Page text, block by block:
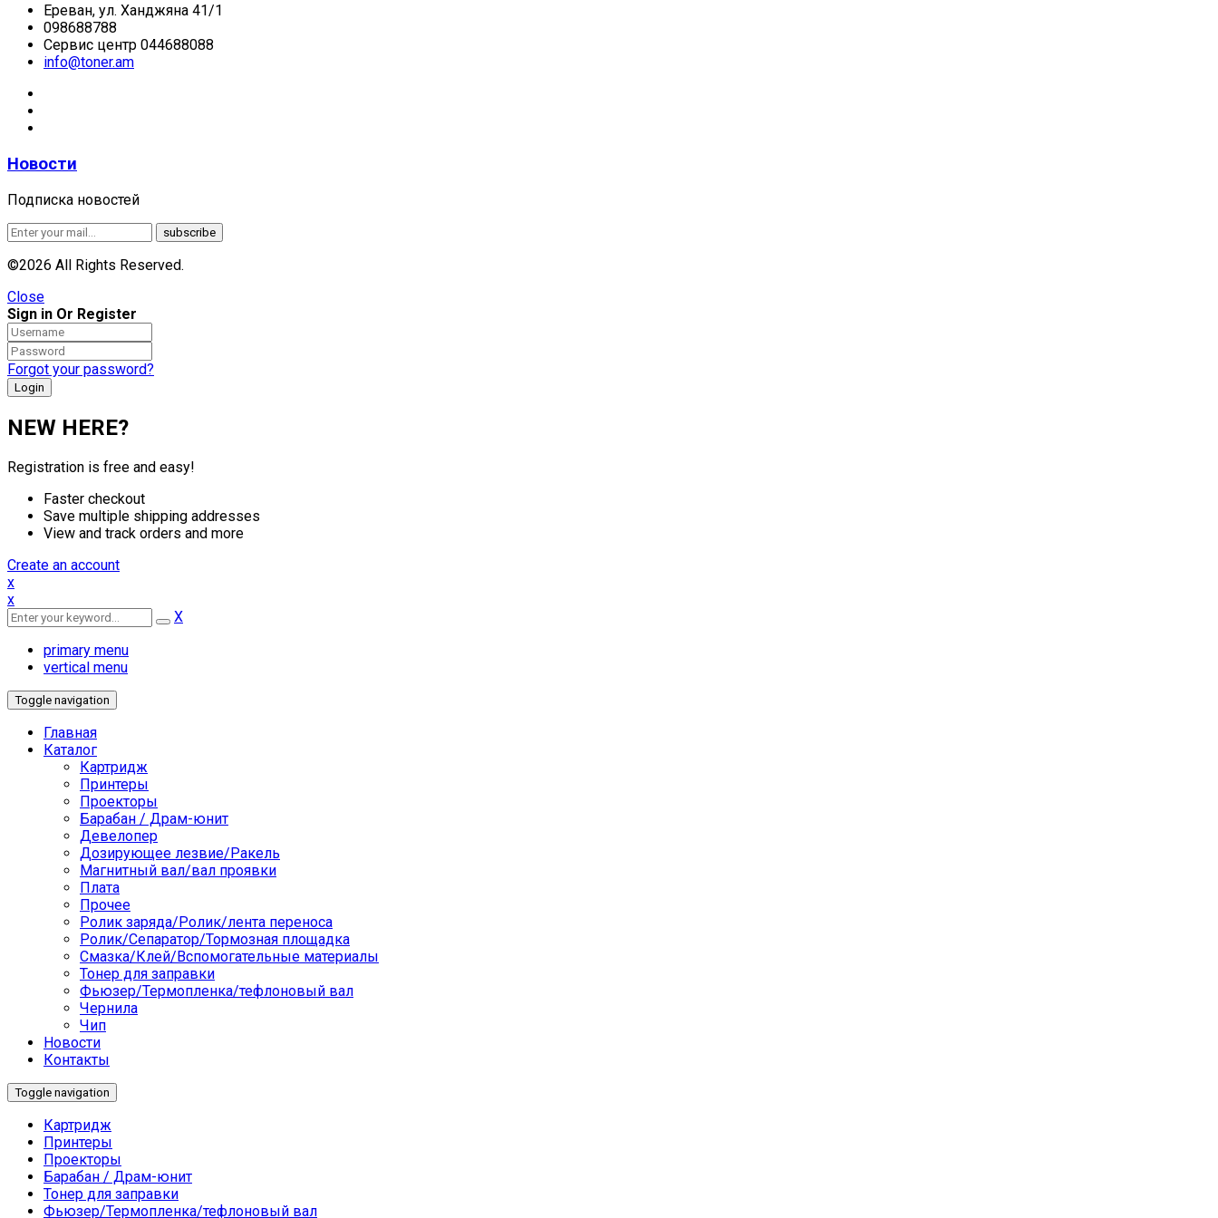
Ереван, ул. Ханджяна 41/1
098688788
Сервис центр 044688088
info@toner.am
Новости
Подписка новостей
©2026 All Rights Reserved.
Close
Sign in Or Register
Forgot your password?
NEW HERE?
Registration is free and easy!
Faster checkout
Save multiple shipping addresses
View and track orders and more
Create an account
x
x
X
primary menu
vertical menu
Toggle navigation
Главная
Каталог
Картридж
Принтеры
Проекторы
Барабан / Драм-юнит
Девелопер
Дозирующее лезвие/Ракель
Магнитный вал/вал проявки
Плата
Прочее
Ролик заряда/Ролик/лента переноса
Ролик/Сепаратор/Тормозная площадка
Смазка/Клей/Вспомогательные материалы
Тонер для заправки
Фьюзер/Термопленка/тефлоновый вал
Чернила
Чип
Новости
Контакты
Toggle navigation
Картридж
Принтеры
Проекторы
Барабан / Драм-юнит
Тонер для заправки
Фьюзер/Термопленка/тефлоновый вал